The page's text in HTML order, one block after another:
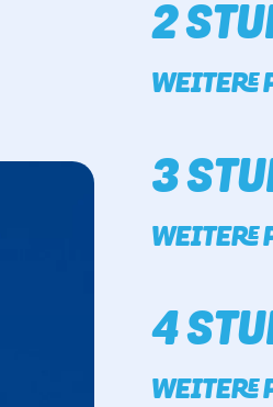
2
WEITERE
3
WEITERE
4
WEITERE